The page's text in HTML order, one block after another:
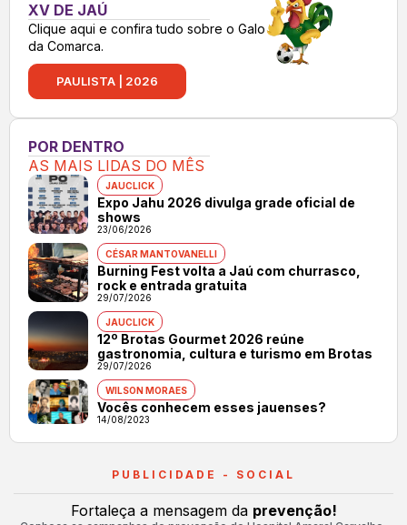
XV DE JAÚ
Clique aqui e confira tudo sobre o Galo
da Comarca.
PAULISTA | 2026
POR DENTRO
AS MAIS LIDAS DO MÊS
JAUCLICK
Expo Jahu 2026 divulga grade oficial de
shows
23/06/2026
CÉSAR MANTOVANELLI
Burning Fest volta a Jaú com churrasco,
rock e entrada gratuita
29/07/2026
JAUCLICK
12º Brotas Gourmet 2026 reúne
gastronomia, cultura e turismo em Brotas
29/07/2026
WILSON MORAES
Vocês conhecem esses jauenses?
14/08/2023
PUBLICIDADE - SOCIAL
Fortaleça a mensagem da prevenção!